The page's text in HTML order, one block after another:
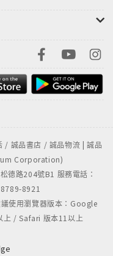
誠品書店 / 誠品物流 | 誠品
Corporation)
德路204號B1 服務電話：
8921
使用瀏覽器版本：Google
上 / Safari 版本11以上